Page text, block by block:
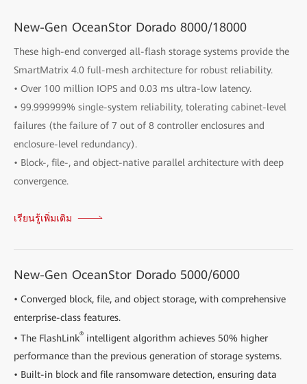
New-Gen OceanStor Dorado 8000/18000
These high-end converged all-flash storage systems provide the
SmartMatrix 4.0 full-mesh architecture for robust reliability.
• Over 100 million IOPS and 0.03 ms ultra-low latency.
• 99.999999% single-system reliability, tolerating cabinet-level
failures (the failure of 7 out of 8 controller enclosures and
enclosure-level redundancy).
• Block-, file-, and object-native parallel architecture with deep
convergence.
เรียนรู้เพิ่มเติม
New-Gen OceanStor Dorado 5000/6000
• Converged block, file, and object storage, with comprehensive
enterprise-class features.
• The FlashLink® intelligent algorithm achieves 50% higher
performance than the previous generation of storage systems.
• Built-in block and file ransomware detection, ensuring data